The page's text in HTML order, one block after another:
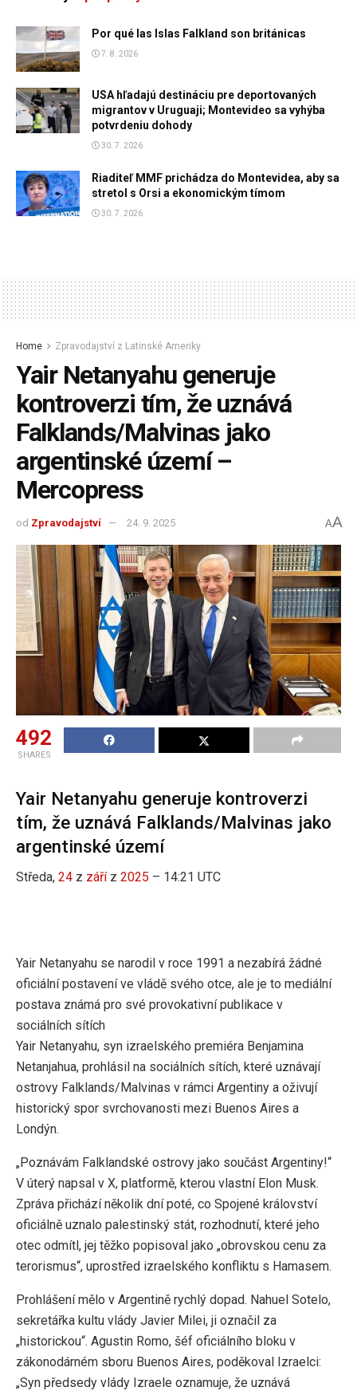
Por qué las Islas Falkland son británicas
7. 8. 2026
USA hľadajú destináciu pre deportovaných
migrantov v Uruguaji; Montevideo sa vyhýba
potvrdeniu dohody
30. 7. 2026
Riaditeľ MMF prichádza do Montevidea, aby sa
stretol s Orsi a ekonomickým tímom
30. 7. 2026
Home Zpravodajství z Latinské Ameriky
Yair Netanyahu generuje
kontroverzi tím, že uznává
Falklands/Malvinas jako
argentinské území –
Mercopress
od Zpravodajství 24. 9. 2025 AA
492
SHARES
Yair Netanyahu generuje kontroverzi
tím, že uznává Falklands/Malvinas jako
argentinské území
Středa, 24 z záříz 2025 – 14:21 UTC
Yair Netanyahu se narodil v roce 1991 a nezabírá žádné
oficiální postavení ve vládě svého otce, ale je to mediální
postava známá pro své provokativní publikace v
sociálních sítích
Yair Netanyahu, syn izraelského premiéra Benjamina
Netanjahua, prohlásil na sociálních sítích, které uznávají
ostrovy Falklands/Malvinas v rámci Argentiny a oživují
historický spor svrchovanosti mezi Buenos Aires a
Londýn.
„Poznávám Falklandské ostrovy jako součást Argentiny!“
V úterý napsal v X, platformě, kterou vlastní Elon Musk.
Zpráva přichází několik dní poté, co Spojené království
oficiálně uznalo palestinský stát, rozhodnutí, které jeho
otec odmítl, jej těžko popisoval jako „obrovskou cenu za
terorismus“, uprostřed izraelského konfliktu s Hamasem.
Prohlášení mělo v Argentině rychlý dopad. Nahuel Sotelo,
sekretářka kultu vlády Javier Milei, ji označil za
„historickou“. Agustin Romo, šéf oficiálního bloku v
zákonodárném sboru Buenos Aires, poděkoval Izraelci:
„Syn předsedy vlády Izraele oznamuje, že uznává